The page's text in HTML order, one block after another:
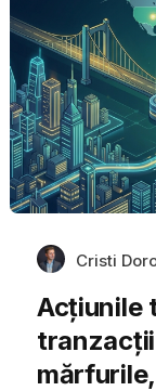
Cristi
Acțiunile
tranzacții